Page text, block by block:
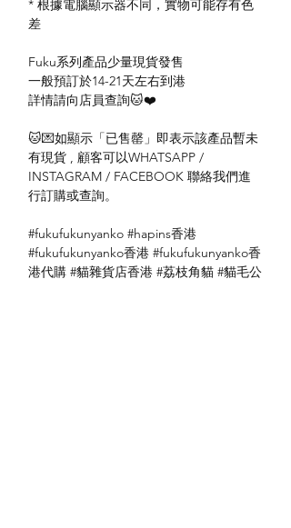
* 根據電腦顯示器不同，實物可能存有色
差
Fuku系列產品少量現貨發售
一般預訂於14-21天左右到港
詳情請向店員查詢🐱❤️
🐱💌如顯示「已售罄」即表示該產品暫未
有現貨 , 顧客可以WHATSAPP /
INSTAGRAM / FACEBOOK 聯絡我們進
行訂購或查詢。
#fukufukunyanko #hapins香港
#fukufukunyanko香港 #fukufukunyanko香
港代購 #貓雜貨店香港 #荔枝角貓 #貓毛公